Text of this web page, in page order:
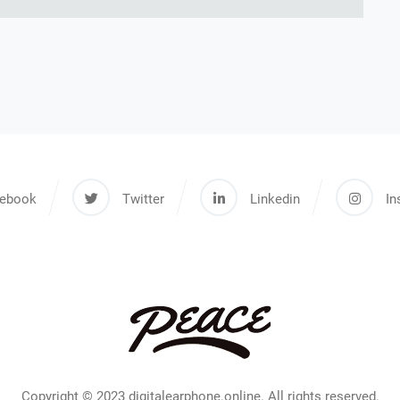
Twitter Linkedin